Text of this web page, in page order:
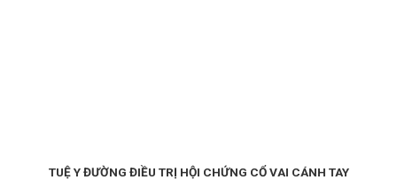
TUỆ Y ĐƯỜNG ĐIỀU TRỊ HỘI CHỨNG CỔ VAI CÁNH TAY